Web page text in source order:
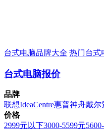
台式电脑品牌大全 热门台式
台式电脑报价
品牌
联想IdeaCentre惠普神舟戴尔
价格
2999元以下3000-5599元